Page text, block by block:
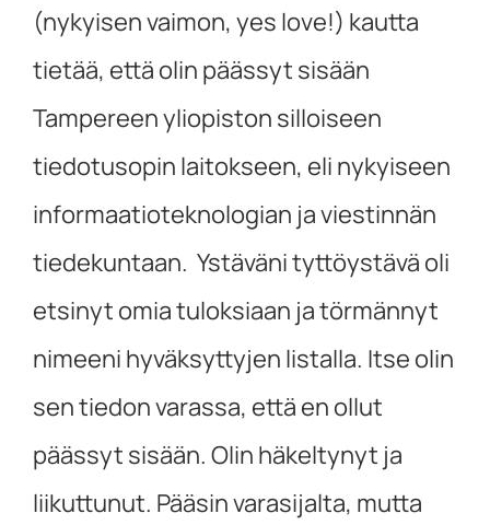
(nykyisen vaimon, yes love!) kautta
tietää, että olin päässyt sisään
Tampereen yliopiston silloiseen
tiedotusopin laitokseen, eli nykyiseen
informaatioteknologian ja viestinnän
tiedekuntaan. Ystäväni tyttöystävä oli
etsinyt omia tuloksiaan ja törmännyt
nimeeni hyväksyttyjen listalla. Itse olin
sen tiedon varassa, että en ollut
päässyt sisään. Olin häkeltynyt ja
liikuttunut. Pääsin varasijalta, mutta